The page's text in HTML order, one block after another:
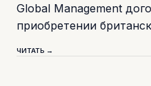
Global Management
приобретении
ЧИТАТЬ →